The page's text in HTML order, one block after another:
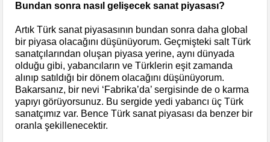
Bundan sonra nasıl gelişecek sanat piyasası?
Artık Türk sanat piyasasının bundan sonra daha global
bir piyasa olacağını düşünüyorum. Geçmişteki salt Türk
sanatçılarından oluşan piyasa yerine, aynı dünyada
olduğu gibi, yabancıların ve Türklerin eşit zamanda
alınıp satıldığı bir dönem olacağını düşünüyorum.
Bakarsanız, bir nevi ‘Fabrika’da’ sergisinde de o karma
yapıyı görüyorsunuz. Bu sergide yedi yabancı üç Türk
sanatçımız var. Bence Türk sanat piyasası da benzer bir
oranla şekillenecektir.